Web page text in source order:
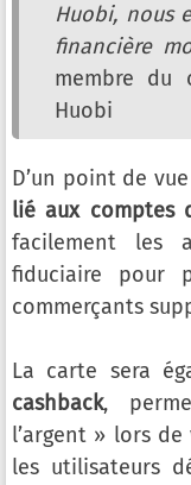
Huobi, nous
financière
membre du
Huobi
D’un point de
lié aux comptes
facilement les
fiduciaire pour
commerçants
La carte sera
cashback,
l’argent » lors de
les utilisateurs